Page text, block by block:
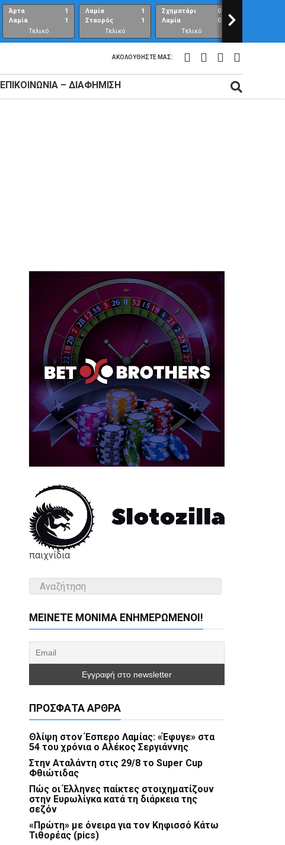
Άρτα
Λαμία
1
1
Τελικό
αποτέλεσμα
Λαμία
Σταυρός
1
1
Τελικό
αποτέλεσμα
Σχηματάρι
Λαμία
0
0
Τελικό
αποτέλεσμα
>
ΑΚΟΛΟΥΘΉΣΤΕ ΜΑΣ:
ΕΠΙΚΟΙΝΩΝΊΑ – ΔΙΑΦΉΜΙΣΗ
παιχνίδια
ΜΕΊΝΕΤΕ ΜΌΝΙΜΑ ΕΝΗΜΕΡΏΜΕΝΟΙ!
ΠΡΌΣΦΑΤΑ ΆΡΘΡΑ
Θλίψη στον Έσπερο Λαμίας: «Έφυγε» στα
54 του χρόνια ο Αλέκος Σεργιάννης
Στην Αταλάντη στις 29/8 το Super Cup
Φθιώτιδας
Πώς οι Έλληνες παίκτες στοιχηματίζουν
στην Ευρωλίγκα κατά τη διάρκεια της
σεζόν
«Πρώτη» με όνειρα για τον Κηφισσό Κάτω
Τιθορέας (pics)